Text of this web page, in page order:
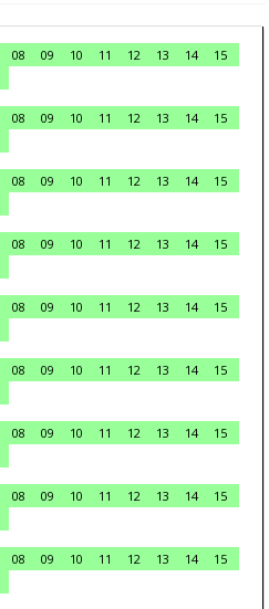
08 09 10 11 12 13 14
15
08 09 10 11 12 13 14
15
08 09 10 11 12 13 14
15
08 09 10 11 12 13 14
15
08 09 10 11 12 13 14
15
08 09 10 11 12 13 14
15
08 09 10 11 12 13 14
15
08 09 10 11 12 13 14
15
08 09 10 11 12 13 14
15